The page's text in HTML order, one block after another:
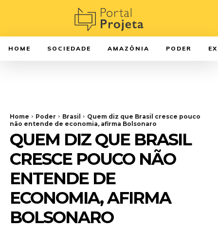
HOME SOCIEDADE AMAZÔNIA PODER
Home Poder Brasil
Quem diz que Brasil cresce pouco
não entende de economia, afirma Bolsonaro
QUEM DIZ QUE BRASIL
CRESCE POUCO NÃO
ENTENDE DE
ECONOMIA, AFIRMA
BOLSONARO